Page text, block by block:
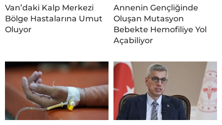
Van’daki Kalp Merkezi
Bölge Hastalarına Umut
Oluyor
Annenin Gençliğinde
Oluşan Mutasyon
Bebekte Hemofiliye Yol
Açabiliyor